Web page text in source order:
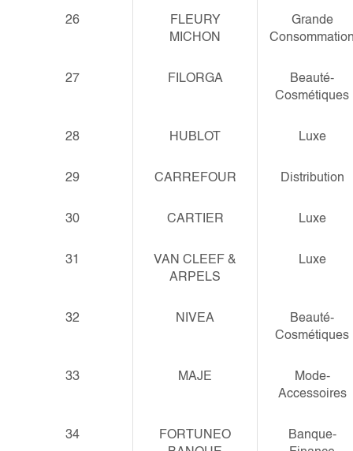
26
FLEURY
MICHON
Grande
27 FILORGA
Beauté-
Cosmétiques
28 HUBLOT Luxe
29 CARREFOUR Distribution
30 CARTIER Luxe
31
VAN CLEEF &
ARPELS
Luxe
32 NIVEA
Beauté-
Cosmétiques
33 MAJE
Mode-
Accessoires
34
FORTUNEO
Banque-